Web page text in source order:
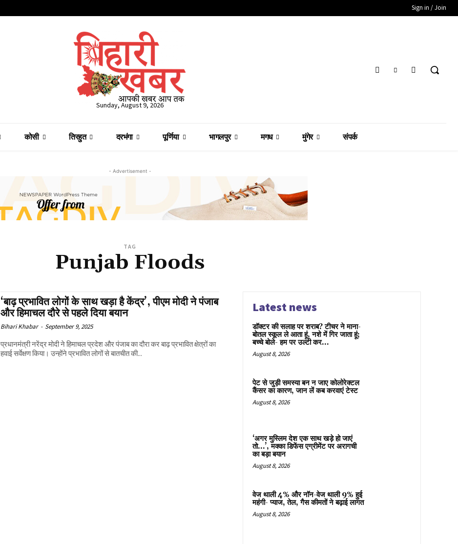
Sign in / Join
Sunday, August 9, 2026
कोसी तिरहुत दरभंगा पूर्णिया भागलपुर मगध मुंगेर संपर्क
- Advertisement -
TAG
Punjab Floods
‘बाढ़ प्रभावित लोगों के साथ खड़ा है केंद्र’, पीएम मोदी ने पंजाब
और हिमाचल दौरे से पहले दिया बयान
Bihari Khabar - September 9, 2025
प्रधानमंत्री नरेंद्र मोदी ने हिमाचल प्रदेश और पंजाब का दौरा कर बाढ़ प्रभावित क्षेत्रों का
हवाई सर्वेक्षण किया। उन्होंने प्रभावित लोगों से बातचीत की...
Latest news
डॉक्टर की सलाह पर शराब? टीचर ने माना-
बोतल स्कूल ले आता हूं, नशे में गिर जाता हूं;
बच्चे बोले- हम पर उल्टी कर...
August 8, 2026
पेट से जुड़ी समस्या बन न जाए कोलोरेक्टल
कैंसर का कारण, जान लें कब करवाएं टेस्ट
August 8, 2026
‘अगर मुस्लिम देश एक साथ खड़े हो जाएं
तो…’, मक्का डिफेंस एग्रीमेंट पर अरागची
का बड़ा बयान
August 8, 2026
वेज थाली 4% और नॉन-वेज थाली 9% हुई
महंगी- प्याज, तेल, गैस कीमतों ने बढ़ाई लागत
August 8, 2026